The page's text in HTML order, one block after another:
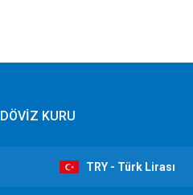
DÖVİZ KURU
TRY - Türk Lirası